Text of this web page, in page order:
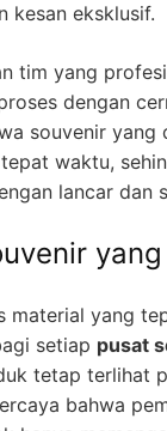
kesan eksklusif.
tim yang
dengan
souvenir yang
waktu,
lancar dan
material yang
setiap pusat
tetap terlihat
bahwa